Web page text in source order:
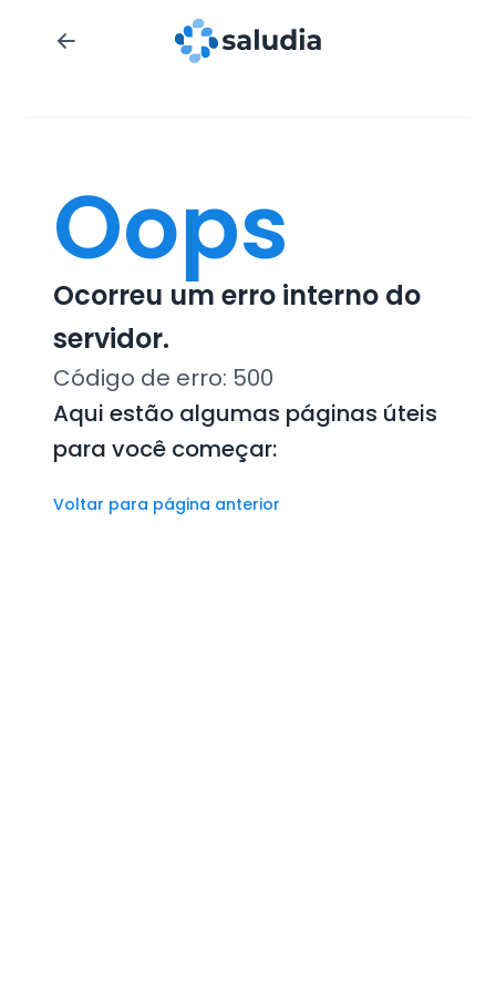
Oops
Ocorreu um erro interno do
servidor.
Código de erro: 500
Aqui estão algumas páginas úteis
para você começar:
Voltar para página anterior